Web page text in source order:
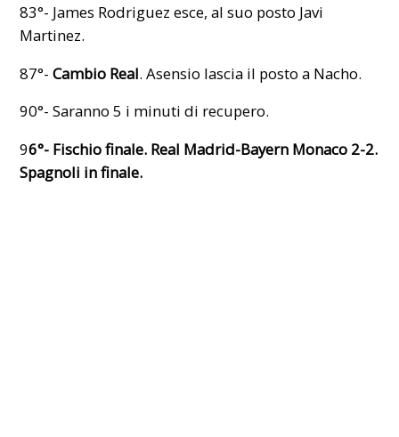
83°- James Rodriguez esce, al suo posto Javi
Martinez.
87°-Cambio Real. Asensio lascia il posto a Nacho.
90°- Saranno 5 i minuti di recupero.
96°- Fischio finale. Real Madrid-Bayern Monaco 2-2.
Spagnoli in finale.